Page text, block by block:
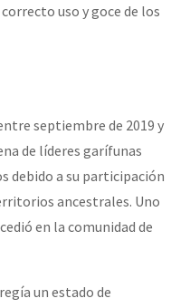
uso y goce de los
septiembre de 2019 y
de líderes garífunas
debido a su participación
ancestrales. Uno
en la comunidad de
un estado de